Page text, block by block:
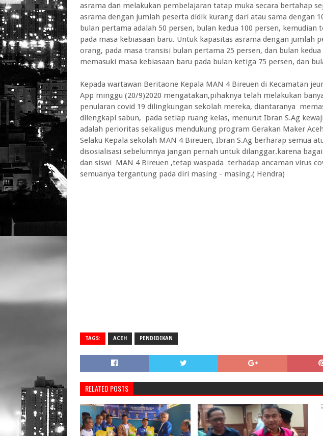
asrama dan melakukan pembelajaran tatap muka secara bertahap
asrama dengan jumlah peserta didik kurang dari atau sama dengan
bulan pertama adalah 50 persen, bulan kedua 100 persen, kemudian
pada masa kebiasaan baru. Untuk kapasitas asrama dengan jumlah
orang, pada masa transisi bulan pertama 25 persen, dan bulan
memasuki masa kebiasaan baru pada bulan ketiga 75 persen, dan
Kepada wartawan Beritaone Kepala MAN 4 Bireuen di Kecamatan
App minggu (20/9)2020 mengatakan,pihaknya telah melakukan
penularan covid 19 dilingkungan sekolah mereka, diantaranya
dilengkapi sabun, pada setiap ruang kelas, menurut Ibran S.Ag
adalah perioritas sekaligus mendukung program Gerakan Maker
Selaku Kepala sekolah MAN 4 Bireuen, Ibran S.Ag berharap semua
disosialisasi sebelumnya jangan pernah untuk dilanggar.karena
dan siswi MAN 4 Bireuen ,tetap waspada terhadap ancaman virus
semuanya tergantung pada diri masing - masing.( Hendra)
TAGS: ACEH PENDIDIKAN
RELATED POSTS